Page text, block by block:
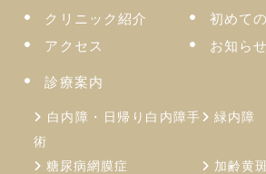
クリニック紹介
初めて
アクセス
お知らせ
診療案内
白内障・日帰り白内障手
術
緑内障
糖尿病網膜症
加齢⻩